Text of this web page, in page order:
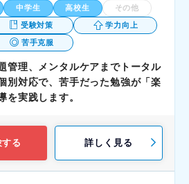
中学生 高校生 その他
受験対策 学力向上
苦手克服
管理、メンタルケアまでトータル
別対応で、苦手だった勉強が「楽
を実践します。
る 詳しく見る